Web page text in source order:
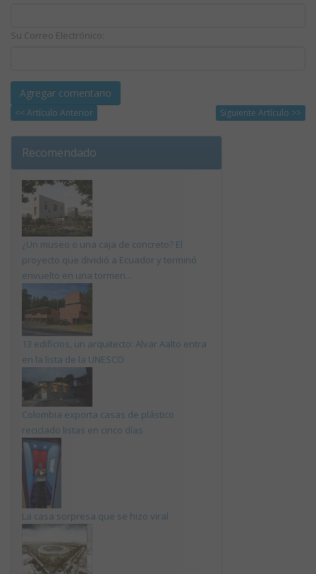
Su Correo Electrónico:
<< Artículo Anterior Siguiente Artículo >>
Recomendado
¿Un museo o una caja de concreto? El
proyecto que dividió a Ecuador y terminó
envuelto en una tormen...
13 edificios, un arquitecto: Alvar Aalto entra
en la lista de la UNESCO
Colombia exporta casas de plástico
reciclado listas en cinco días
La casa sorpresa que se hizo viral